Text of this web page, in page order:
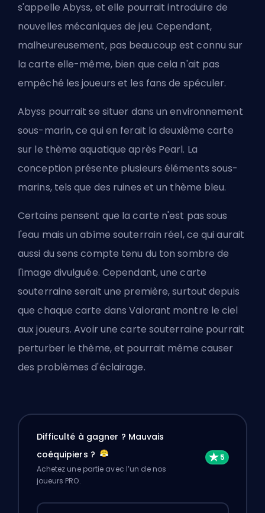
s'appelle Abyss, et elle pourrait introduire de
nouvelles mécaniques de jeu. Cependant,
malheureusement, pas beaucoup est connu sur
la carte elle-même, bien que cela n'ait pas
empêché les joueurs et les fans de spéculer.
Abyss pourrait se situer dans un environnement
sous-marin, ce qui en ferait la deuxième carte
sur le thème aquatique après Pearl. La
conception présente plusieurs éléments sous-
marins, tels que des ruines et un thème bleu.
Certains pensent que la carte n'est pas sous
l'eau mais un abîme souterrain réel, ce qui aurait
aussi du sens compte tenu du ton sombre de
l'image divulguée. Cependant, une carte
souterraine serait une première, surtout depuis
que chaque carte dans Valorant montre le ciel
aux joueurs. Avoir une carte souterraine pourrait
perturber le thème, et pourrait même causer
des problèmes d'éclairage.
Difficulté à gagner ? Mauvais
coéquipiers ?
Achetez une partie avec l’un de nos
joueurs PRO.